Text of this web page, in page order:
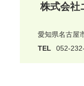
株式会社
愛知県名古屋
TEL
052-